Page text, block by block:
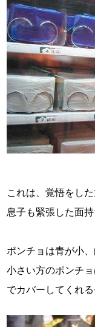
これは、覚悟をし
息子も緊張した面
ポンチョは青が小
小さい方のポンチ
でカバーしてくれる